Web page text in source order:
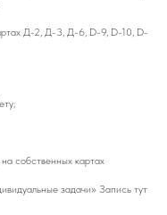
Д-2, Д-3, Д-6, D-9, D-10, D-
собственных картах
задачи» Запись тут